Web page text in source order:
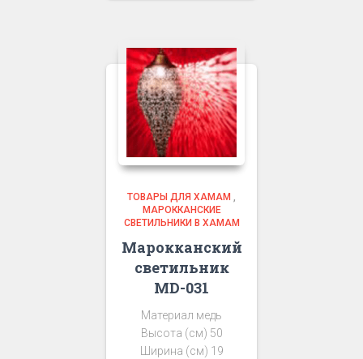
ТОВАРЫ ДЛЯ ХАМАМ ,
МАРОККАНСКИЕ
СВЕТИЛЬНИКИ В ХАМАМ
Марокканский
светильник
MD-031
Материал медь
Высота (см) 50
Ширина (см) 19